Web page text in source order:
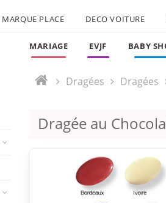
MARQUE PLACE DECO VOITURE
MARIAGE EVJF BABY
Dragées Dragées
Dragée au